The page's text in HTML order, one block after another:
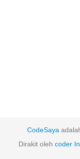
CodeSaya
Dirakit oleh coder